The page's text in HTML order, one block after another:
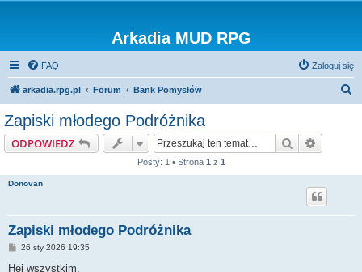
Arkadia MUD RPG
FAQ Zaloguj się
arkadia.rpg.pl Forum Bank Pomysłów
Zapiski młodego Podróżnika
ODPOWIEDZ Szukaj
Posty: 1 • Strona 1 z 1
Donovan
Zapiski młodego Podróżnika
P
s
26 sty 2026 19:35
Hej wszystkim,